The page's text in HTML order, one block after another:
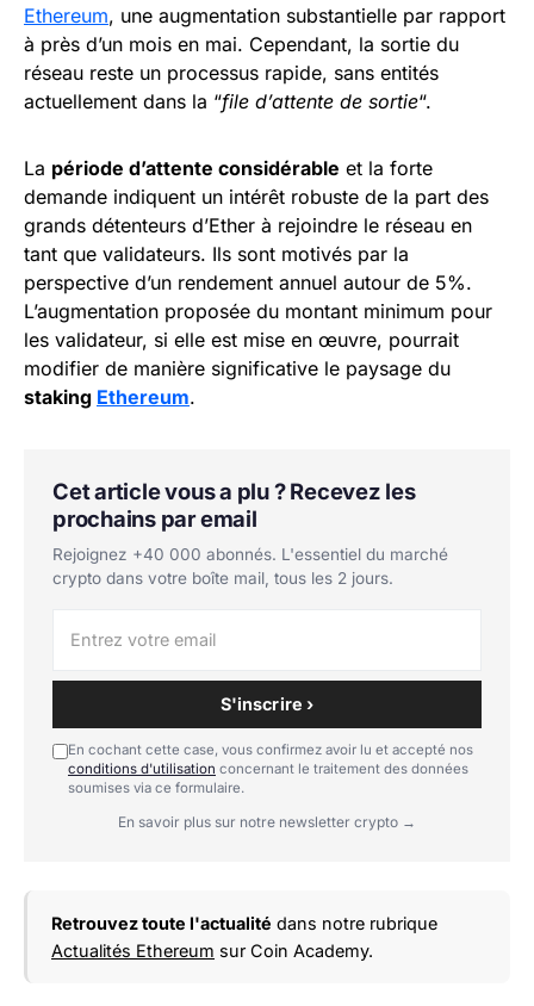
Ethereum, une augmentation substantielle par rapport
à près d’un mois en mai. Cependant, la sortie du
réseau reste un processus rapide, sans entités
actuellement dans la “file d’attente de sortie“.
La période d’attente considérable et la forte
demande indiquent un intérêt robuste de la part des
grands détenteurs d’Ether à rejoindre le réseau en
tant que validateurs. Ils sont motivés par la
perspective d’un rendement annuel autour de 5%.
L’augmentation proposée du montant minimum pour
les validateur, si elle est mise en œuvre, pourrait
modifier de manière significative le paysage du
staking Ethereum.
Cet article vous a plu ? Recevez les
prochains par email
Rejoignez +40 000 abonnés. L'essentiel du marché
crypto dans votre boîte mail, tous les 2 jours.
S'inscrire ›
En cochant cette case, vous confirmez avoir lu et accepté nos
conditions d'utilisation concernant le traitement des données
soumises via ce formulaire.
En savoir plus sur notre newsletter crypto →
Retrouvez toute l'actualité dans notre rubrique
Actualités Ethereum sur Coin Academy.